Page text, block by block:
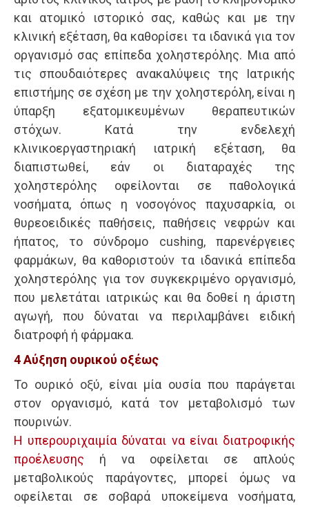
και ατομικό ιστορικό σας, καθώς και με την
κλινική εξέταση, θα καθορίσει τα ιδανικά για τον
οργανισμό σας επίπεδα χοληστερόλης. Μια από
τις σπουδαιότερες ανακαλύψεις της Ιατρικής
επιστήμης σε σχέση με την χοληστερόλη, είναι η
ύπαρξη εξατομικευμένων θεραπευτικών
στόχων. Κατά την ενδελεχή
κλινικοεργαστηριακή ιατρική εξέταση, θα
διαπιστωθεί, εάν οι διαταραχές της
χοληστερόλης οφείλονται σε παθολογικά
νοσήματα, όπως η νοσογόνος παχυσαρκία, οι
θυρεοειδικές παθήσεις, παθήσεις νεφρών και
ήπατος, το σύνδρομο cushing, παρενέργειες
φαρμάκων, θα καθοριστούν τα ιδανικά επίπεδα
χοληστερόλης για τον συγκεκριμένο οργανισμό,
που μελετάται ιατρικώς και θα δοθεί η άριστη
αγωγή, που δύναται να περιλαμβάνει ειδική
διατροφή ή φάρμακα.
4 Αύξηση ουρικού οξέως
Το ουρικό οξύ, είναι μία ουσία που παράγεται
στον οργανισμό, κατά τον μεταβολισμό των
πουρινών.
H υπερουριχαιμία δύναται να είναι διατροφικής
προέλευσης ή να οφείλεται σε απλούς
μεταβολικούς παράγοντες, μπορεί όμως να
οφείλεται σε σοβαρά υποκείμενα νοσήματα,